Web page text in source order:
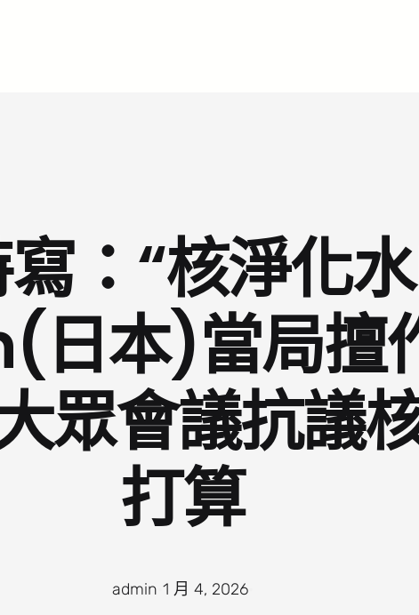
：“核淨化
日本)當局
會議抗議
打算
admin 1 月 4, 2026·